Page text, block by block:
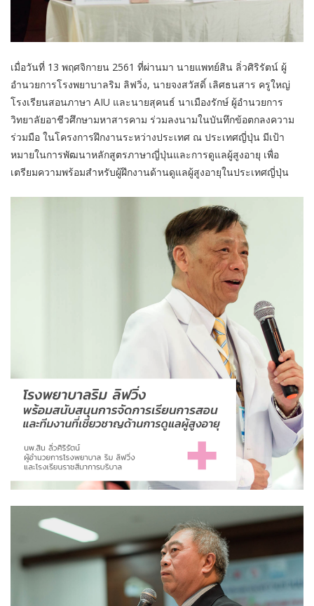
เมื่อวันที่ 13 พฤศจิกายน 2561 ที่ผ่านมา นายแพทย์สิน ลิ่วศิริรัตน์ ผู้
อำนวยการโรงพยาบาลริม ลิฟวิ่ง, นายจงสวัสดิ์ เลิศธนสาร ครูใหญ่
โรงเรียนสอนภาษา AIU และนายสุคนธ์ นาเมืองรักษ์ ผู้อำนวยการ
วิทยาลัยอาชีวศึกษามหาสารคาม ร่วมลงนามในบันทึกข้อตกลงความ
ร่วมมือ ในโครงการฝึกงานระหว่างประเทศ ณ ประเทศญี่ปุ่น มีเป้า
หมายในการพัฒนาหลักสูตรภาษาญี่ปุ่นและการดูแลผู้สูงอายุ เพื่อ
เตรียมความพร้อมสำหรับผู้ฝึกงานด้านดูแลผู้สูงอายุในประเทศญี่ปุ่น